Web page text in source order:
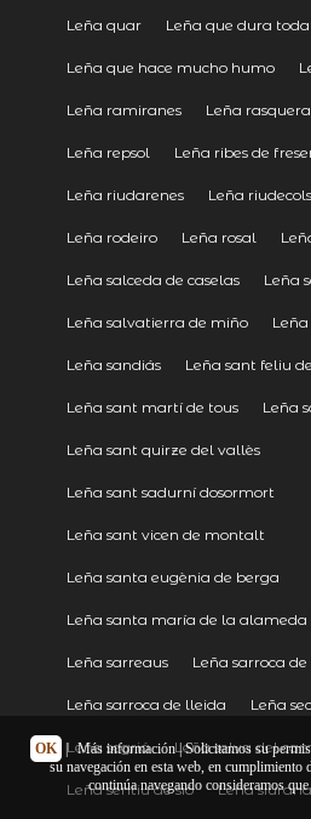
Leña quar Leña que dura
Leña que hace mucho humo
Leña ramiranes Leña rasquera
Leña repsol Leña ribes de
Leña riudarenes Leña riudecols
Leña rodeiro Leña rosal
Leña salceda de caselas Leña
Leña salvatierra de miño
Leña sandiás Leña sant feliu
Leña sant martí de tous Leña
Leña sant quirze del vallès
Leña sant sadurní dosormort
Leña sant vicen de montalt
Leña santa eugènia de berga
Leña santa maría de la alameda
Leña sarreaus Leña sarroca
Leña sarroca de lleida Leña
Leña segriá Leña selva del
Leña sentiu de sió Leña siurana
OK | Más información| Solicitamos su
su navegación en esta web, en
continúa navegando consideramos